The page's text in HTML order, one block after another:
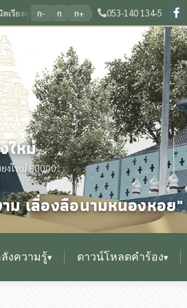
ประเพณีดีงาม เลื่องลือนามหนองหอย ❙ 🏛️ ยินดี
ก- ก ก+ | 053-140 134-5
ใหม่
งใหม่ 50000
ม เลื่องลือนามหนองหอย"
งความรู้▾ ดาวน์โหลดคำร้อง▾